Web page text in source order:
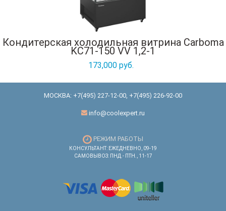
Кондитерская холодильная витрина Carboma
KC71-150 VV 1,2-1
173,000 руб.
МОСКВА: +7(495) 227-12-00, +7(495) 226-92-00
info@coolexpert.ru
РЕЖИМ РАБОТЫ
КОНСУЛЬТАНТ: ЕЖЕДНЕВНО, 09-19
САМОВЫВОЗ: ПНД.- ПТН., 11-17